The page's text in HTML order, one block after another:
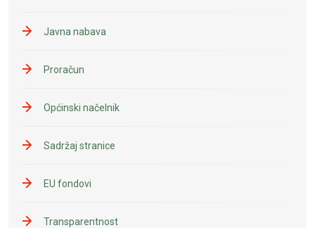
Javna nabava
Proračun
Općinski načelnik
Sadržaj stranice
EU fondovi
Transparentnost